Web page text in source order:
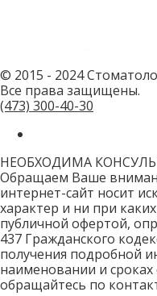
© 2015 - 2024
Все права защищены.
(473) 300-40-30
НЕОБХОДИМА
Обращаем Ваше
интернет-сайт носит
характер и ни при
публичной офертой,
437 Гражданского
получения подробной
наименовании и сроках
обращайтесь по